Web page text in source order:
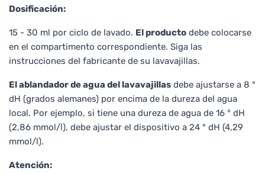
Dosificación:
15 - 30 ml por ciclo de lavado. El producto debe colocarse
en el compartimento correspondiente. Siga las
instrucciones del fabricante de su lavavajillas.
El ablandador de agua del lavavajillas debe ajustarse a 8 °
dH (grados alemanes) por encima de la dureza del agua
local. Por ejemplo, si tiene una dureza de agua de 16 ° dH
(2,86 mmol/l), debe ajustar el dispositivo a 24 ° dH (4,29
mmol/l).
Atención: